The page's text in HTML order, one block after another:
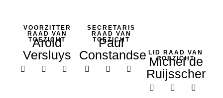
VOORZITTER
RAAD VAN
TOEZICHT
Arold
Versluys
SECRETARIS
RAAD VAN
TOEZICHT
Paul
Constandse LID RAAD VAN
TOEZICHT
Michel de
Ruijsscher